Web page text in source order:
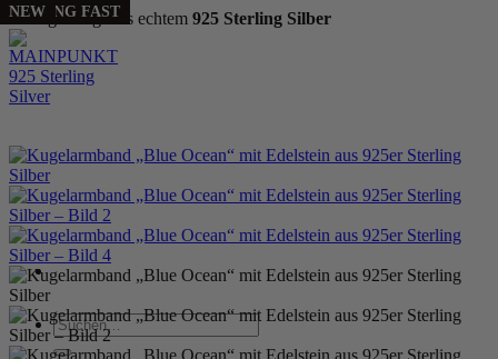
Handgefertigt aus echtem 925 Sterling Silber
Zum
Inhalt
springen
Suchen
nach:
NEW
NEW
NEW
SELLING FAST
NEW
NEW
NEW
NEW
NEW
NEW
NEW
NEW
NEW
NEW